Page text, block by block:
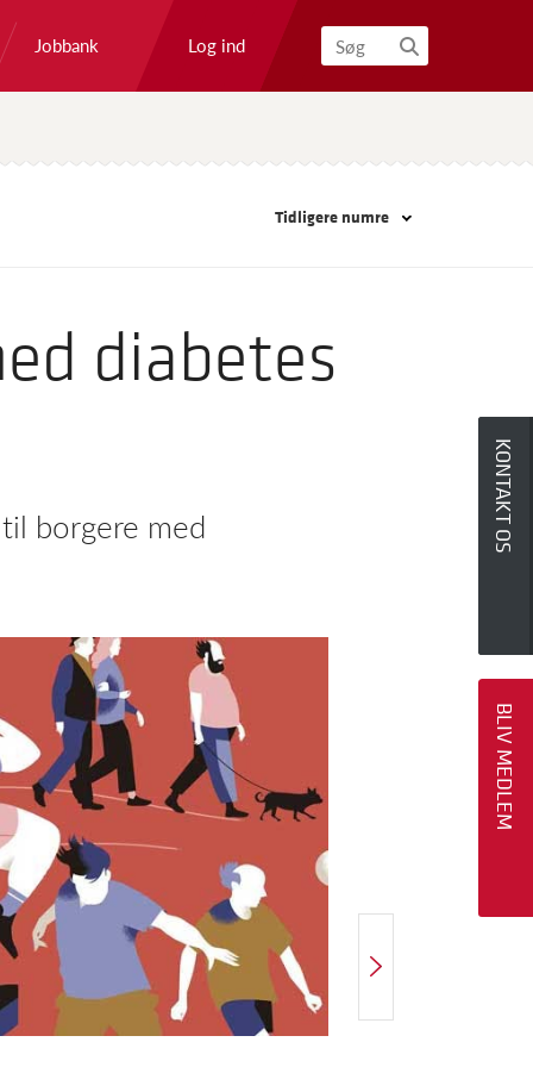
Log ind
Jobbank
Tidligere numre
diabetes
borgere med
NÆSTE ARTIKEL
KONTAKT OS
BLIV MEDLEM